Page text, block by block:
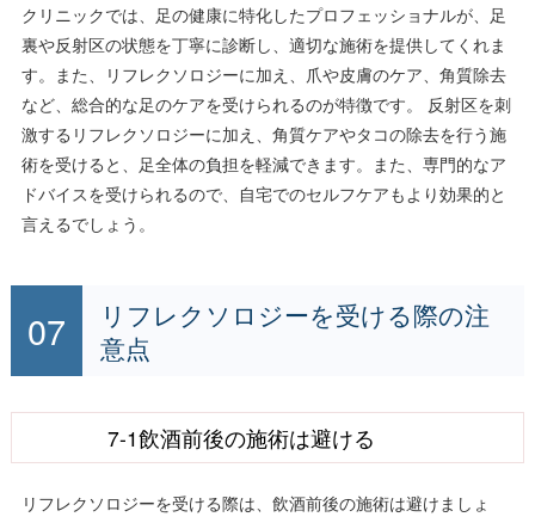
クリニックでは、足の健康に特化したプロフェッショナルが、足
裏や反射区の状態を丁寧に診断し、適切な施術を提供してくれま
す。また、リフレクソロジーに加え、爪や皮膚のケア、角質除去
など、総合的な足のケアを受けられるのが特徴です。 反射区を刺
激するリフレクソロジーに加え、角質ケアやタコの除去を行う施
術を受けると、足全体の負担を軽減できます。また、専門的なア
ドバイスを受けられるので、自宅でのセルフケアもより効果的と
言えるでしょう。
リフレクソロジーを受ける際の注
意点
7-1飲酒前後の施術は避ける
リフレクソロジーを受ける際は、飲酒前後の施術は避けましょ